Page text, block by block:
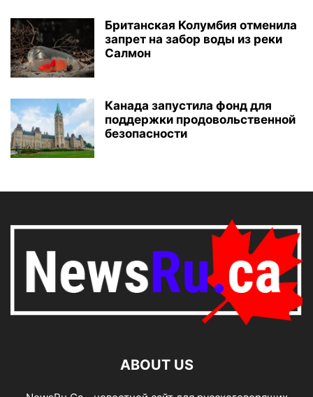
Британская Колумбия отменила
запрет на забор воды из реки
Салмон
Канада запустила фонд для
поддержки продовольственной
безопасности
ABOUT US